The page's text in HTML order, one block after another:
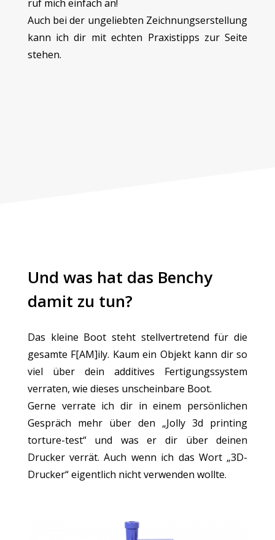
ruf mich einfach an!
Auch bei der ungeliebten Zeichnungserstellung
kann ich dir mit echten Praxistipps zur Seite
stehen.
Und was hat das Benchy
damit zu tun?
Das kleine Boot steht stellvertretend für die
gesamte F[AM]ily. Kaum ein Objekt kann dir so
viel über dein additives Fertigungssystem
verraten, wie dieses unscheinbare Boot.
Gerne verrate ich dir in einem persönlichen
Gespräch mehr über den „Jolly 3d printing
torture-test“ und was er dir über deinen
Drucker verrät. Auch wenn ich das Wort „3D-
Drucker“ eigentlich nicht verwenden wollte.